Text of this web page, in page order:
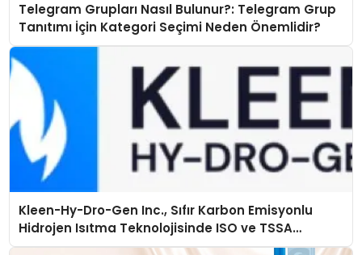
Telegram Grupları Nasıl Bulunur?: Telegram Grup
Tanıtımı İçin Kategori Seçimi Neden Önemlidir?
Kleen-Hy-Dro-Gen Inc., Sıfır Karbon Emisyonlu
Hidrojen Isıtma Teknolojisinde ISO ve TSSA
Düzenleyici Onaylarını Aldı